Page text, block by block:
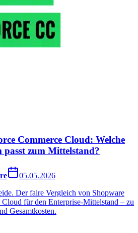
Commerce Cloud: Welche
zum Mittelstand?
05.05.2026
Der faire Vergleich von Shopware
für den Enterprise-Mittelstand – zu
Gesamtkosten.